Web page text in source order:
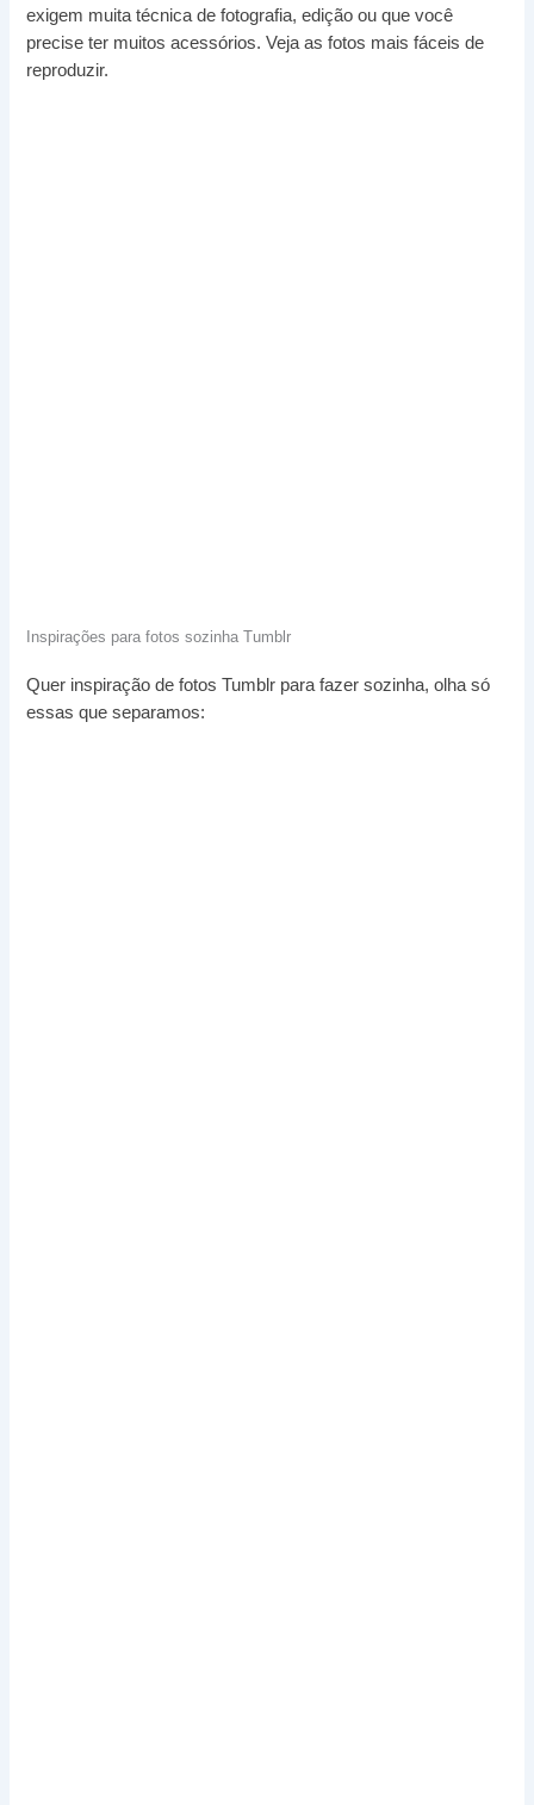
exigem muita técnica de fotografia, edição ou que você
precise ter muitos acessórios. Veja as fotos mais fáceis de
reproduzir.